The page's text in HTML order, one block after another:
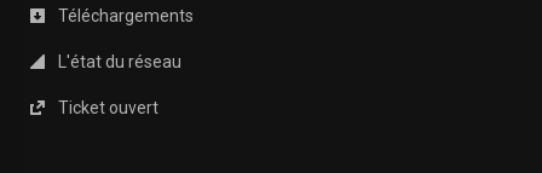
Téléchargements
L'état du réseau
Ticket ouvert